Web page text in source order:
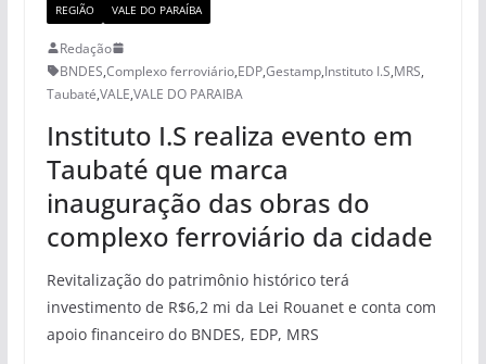
REGIÃO VALE DO PARAÍBA
Redação
BNDES,Complexo ferroviário,EDP,Gestamp,Instituto I.S,MRS,
Taubaté,VALE,VALE DO PARAIBA
Instituto I.S realiza evento em
Taubaté que marca
inauguração das obras do
complexo ferroviário da cidade
Revitalização do patrimônio histórico terá
investimento de R$6,2 mi da Lei Rouanet e conta com
apoio financeiro do BNDES, EDP, MRS